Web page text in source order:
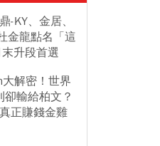
-KY、金居、
金龍點名「這
升段首選
解密！世界
卻輸給柏文？
正賺錢金雞